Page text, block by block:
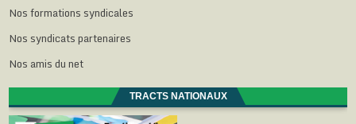
Nos formations syndicales
Nos syndicats partenaires
Nos amis du net
TRACTS NATIONAUX